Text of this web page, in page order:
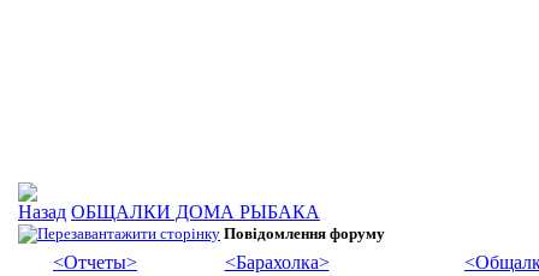
ОБЩАЛКИ ДОМА РЫБАКА
Повідомлення форуму
<Отчеты> <Барахолка>